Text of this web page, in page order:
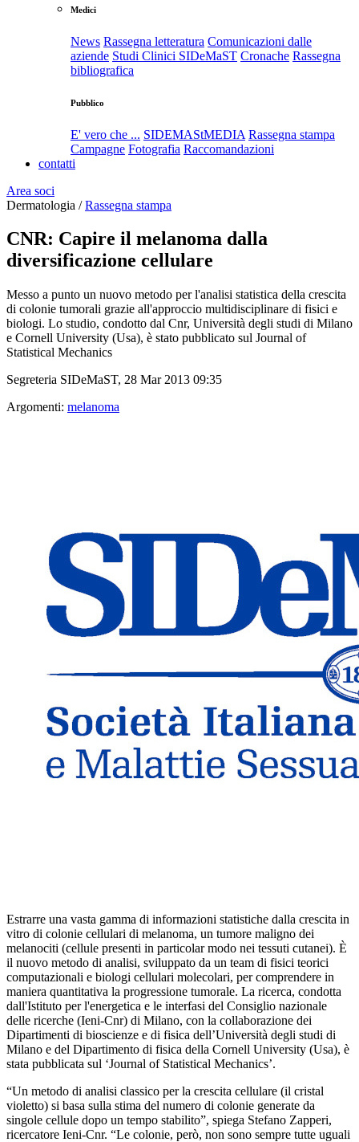
Medici
News Rassegna letteratura Comunicazioni dalle
aziende Studi Clinici SIDeMaST Cronache Rassegna
bibliografica
Pubblico
E' vero che ... SIDEMAStMEDIA Rassegna stampa
Campagne Fotografia Raccomandazioni
contatti
Area soci
Dermatologia /Rassegna stampa
CNR: Capire il melanoma dalla
diversificazione cellulare
Messo a punto un nuovo metodo per l'analisi statistica della crescita
di colonie tumorali grazie all'approccio multidisciplinare di fisici e
biologi. Lo studio, condotto dal Cnr, Università degli studi di Milano
e Cornell University (Usa), è stato pubblicato sul Journal of
Statistical Mechanics
Segreteria SIDeMaST, 28 Mar 2013 09:35
Argomenti: melanoma
Estrarre una vasta gamma di informazioni statistiche dalla crescita in
vitro di colonie cellulari di melanoma, un tumore maligno dei
melanociti (cellule presenti in particolar modo nei tessuti cutanei). È
il nuovo metodo di analisi, sviluppato da un team di fisici teorici
computazionali e biologi cellulari molecolari, per comprendere in
maniera quantitativa la progressione tumorale. La ricerca, condotta
dall'Istituto per l'energetica e le interfasi del Consiglio nazionale
delle ricerche (Ieni-Cnr) di Milano, con la collaborazione dei
Dipartimenti di bioscienze e di fisica dell’Università degli studi di
Milano e del Dipartimento di fisica della Cornell University (Usa), è
stata pubblicata sul ‘Journal of Statistical Mechanics’.
“Un metodo di analisi classico per la crescita cellulare (il cristal
violetto) si basa sulla stima del numero di colonie generate da
singole cellule dopo un tempo stabilito”, spiega Stefano Zapperi,
ricercatore Ieni-Cnr. “Le colonie, però, non sono sempre tutte uguali